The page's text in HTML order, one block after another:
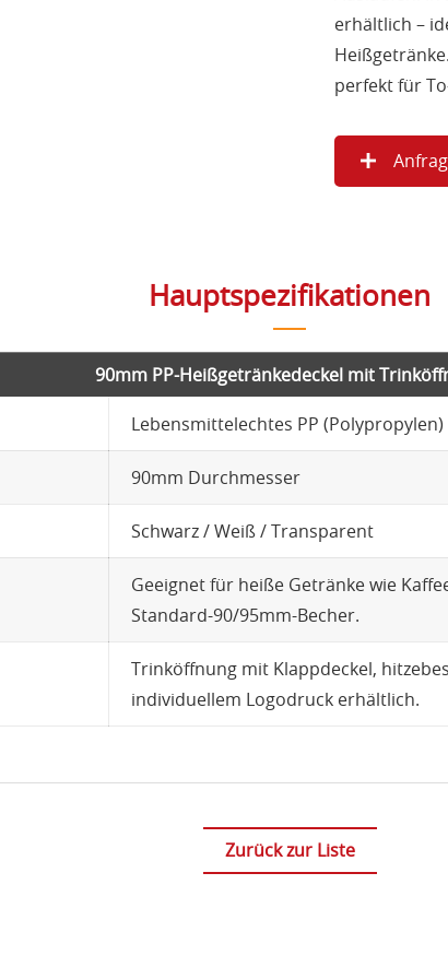
erhältlich –
perfekt für
Hauptspezifikationen
90mm PP-Heißgetränkedeckel mit
Lebensmittelechtes PP (Polypropylen)
90mm Durchmesser
Schwarz / Weiß / Transparent
Geeignet für heiße Getränke wie
Standard-90/95mm-Becher.
Trinköffnung mit Klappdeckel,
individuellem Logodruck erhältlich.
Zurück zur Liste